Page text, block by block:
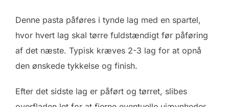
Denne pasta påføres i tynde lag med en spartel,
hvor hvert lag skal tørre fuldstændigt før påføring
af det næste. Typisk kræves 2-3 lag for at opnå
den ønskede tykkelse og finish.
Efter det sidste lag er påført og tørret, slibes